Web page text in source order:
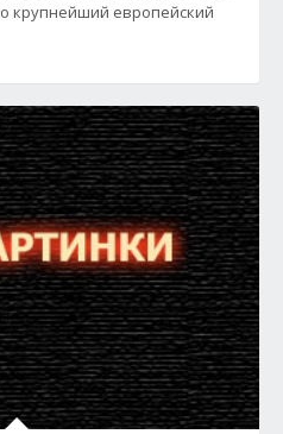
крупнейший европейский